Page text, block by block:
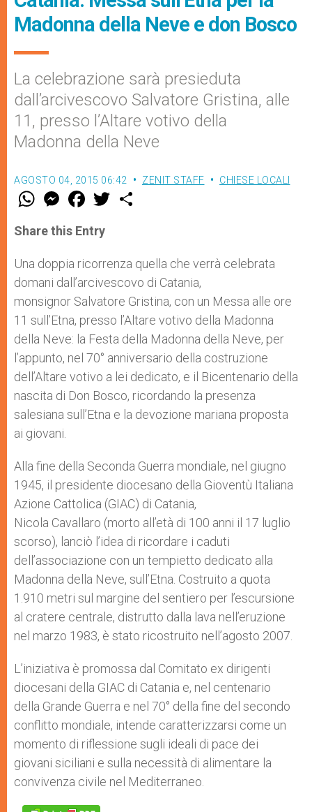
Madonna della Neve e don Bosco
La celebrazione sarà presieduta
dall’arcivescovo Salvatore Gristina, alle
11, presso l’Altare votivo della
Madonna della Neve
AGOSTO 04, 2015 06:42 ZENIT STAFF CHIESE LOCALI
W
t
s
p
p
M
e
s
e
g
e
r
F
a
e
b
o
k
w
r
Share this Entry
Una doppia ricorrenza quella che verrà celebrata
domani dall’arcivescovo di Catania,
monsignor Salvatore Gristina, con un Messa alle ore
11 sull’Etna, presso l’Altare votivo della Madonna
della Neve: la Festa della Madonna della Neve, per
l’appunto, nel 70° anniversario della costruzione
dell’Altare votivo a lei dedicato, e il Bicentenario della
nascita di Don Bosco, ricordando la presenza
salesiana sull’Etna e la devozione mariana proposta
ai giovani.
Alla fine della Seconda Guerra mondiale, nel giugno
1945, il presidente diocesano della Gioventù Italiana
Azione Cattolica (GIAC) di Catania,
Nicola Cavallaro (morto all’età di 100 anni il 17 luglio
scorso), lanciò l’idea di ricordare i caduti
dell’associazione con un tempietto dedicato alla
Madonna della Neve, sull’Etna. Costruito a quota
1.910 metri sul margine del sentiero per l’escursione
al cratere centrale, distrutto dalla lava nell’eruzione
nel marzo 1983, è stato ricostruito nell’agosto 2007.
L’iniziativa è promossa dal Comitato ex dirigenti
diocesani della GIAC di Catania e, nel centenario
della Grande Guerra e nel 70° della fine del secondo
conflitto mondiale, intende caratterizzarsi come un
momento di riflessione sugli ideali di pace dei
giovani siciliani e sulla necessità di alimentare la
convivenza civile nel Mediterraneo.